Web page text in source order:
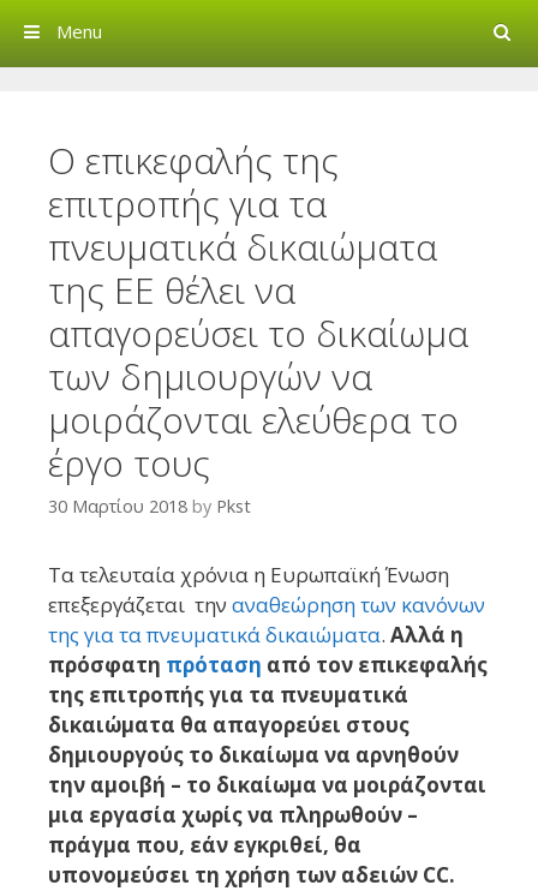
Creative Commons Search
Menu
Ο επικεφαλής της
επιτροπής για τα
πνευματικά δικαιώματα
της ΕΕ θέλει να
απαγορεύσει το δικαίωμα
των δημιουργών να
μοιράζονται ελεύθερα το
έργο τους
30 Μαρτίου 2018 by Pkst
Τα τελευταία χρόνια η Ευρωπαϊκή Ένωση
επεξεργάζεται την αναθεώρηση των κανόνων
της για τα πνευματικά δικαιώματα. Αλλά η
πρόσφατη πρόταση από τον επικεφαλής
της επιτροπής για τα πνευματικά
δικαιώματα θα απαγορεύει στους
δημιουργούς το δικαίωμα να αρνηθούν
την αμοιβή – το δικαίωμα να μοιράζονται
μια εργασία χωρίς να πληρωθούν –
πράγμα που, εάν εγκριθεί, θα
υπονομεύσει τη χρήση των αδειών CC.